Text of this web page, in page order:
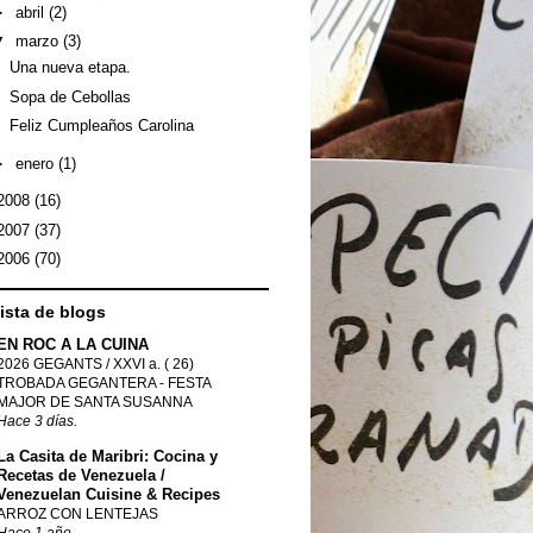
abril (2)
marzo (3)
Una nueva etapa.
Sopa de Cebollas
Feliz Cumpleaños Carolina
enero (1)
(16)
(37)
(70)
de blogs
EN ROC A LA CUINA
GEGANTS / XXVI a. ( 26)
GEGANTERA - FESTA
MAJOR DE SANTA SUSANNA
3 días.
Casita de Maribri: Cocina y
de Venezuela /
Cuisine & Recipes
CON LENTEJAS